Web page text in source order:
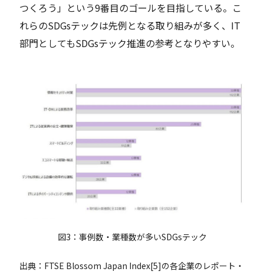
つくろう」という9番目のゴールを目指している。こ
れらのSDGsテックは先例となる取り組みが多く、IT
部門としてもSDGsテック推進の参考となりやすい。
図3：事例数・業種数が多いSDGsテック
出典：FTSE Blossom Japan Index[5]の各企業のレポート・